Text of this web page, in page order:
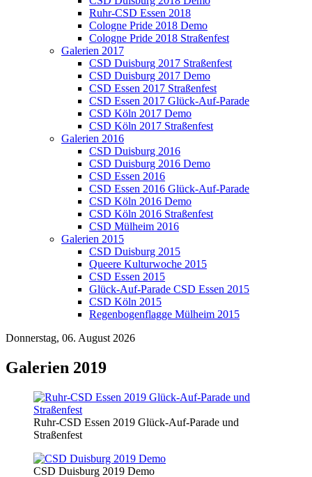
Ruhr-CSD Essen 2018
Cologne Pride 2018 Demo
Cologne Pride 2018 Straßenfest
Galerien 2017
CSD Duisburg 2017 Straßenfest
CSD Duisburg 2017 Demo
CSD Essen 2017 Straßenfest
CSD Essen 2017 Glück-Auf-Parade
CSD Köln 2017 Demo
CSD Köln 2017 Straßenfest
Galerien 2016
CSD Duisburg 2016
CSD Duisburg 2016 Demo
CSD Essen 2016
CSD Essen 2016 Glück-Auf-Parade
CSD Köln 2016 Demo
CSD Köln 2016 Straßenfest
CSD Mülheim 2016
Galerien 2015
CSD Duisburg 2015
Queere Kulturwoche 2015
CSD Essen 2015
Glück-Auf-Parade CSD Essen 2015
CSD Köln 2015
Regenbogenflagge Mülheim 2015
Donnerstag, 06. August 2026
Galerien 2019
Ruhr-CSD Essen 2019 Glück-Auf-Parade und
Straßenfest
CSD Duisburg 2019 Demo